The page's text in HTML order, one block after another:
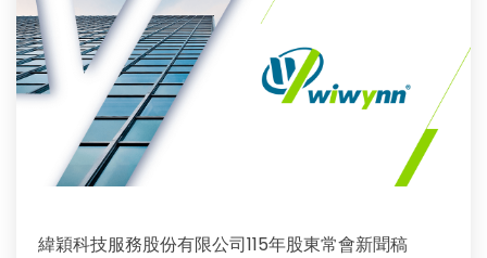
緯穎科技服務股份有限公司115年股東常會新聞稿